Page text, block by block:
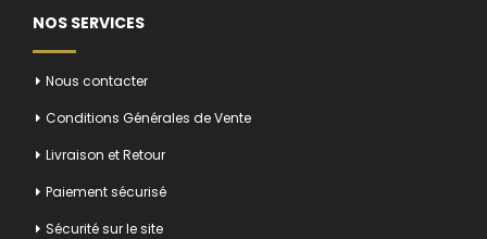
NOS SERVICES
Nous contacter
Conditions Générales de Vente
Livraison et Retour
Paiement sécurisé
Sécurité sur le site